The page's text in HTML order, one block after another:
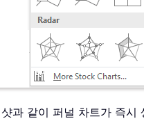
과 같이 퍼널 차트가 즉시